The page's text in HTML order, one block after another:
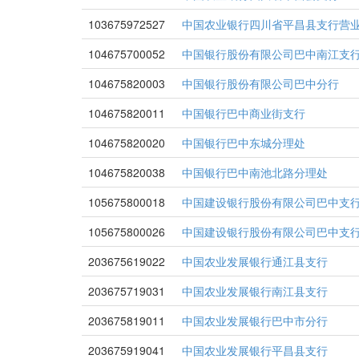
103675972527
中国农业银行四川省平昌县支行营
104675700052
中国银行股份有限公司巴中南江支
104675820003
中国银行股份有限公司巴中分行
104675820011
中国银行巴中商业街支行
104675820020
中国银行巴中东城分理处
104675820038
中国银行巴中南池北路分理处
105675800018
中国建设银行股份有限公司巴中支
105675800026
中国建设银行股份有限公司巴中支
203675619022
中国农业发展银行通江县支行
203675719031
中国农业发展银行南江县支行
203675819011
中国农业发展银行巴中市分行
203675919041
中国农业发展银行平昌县支行